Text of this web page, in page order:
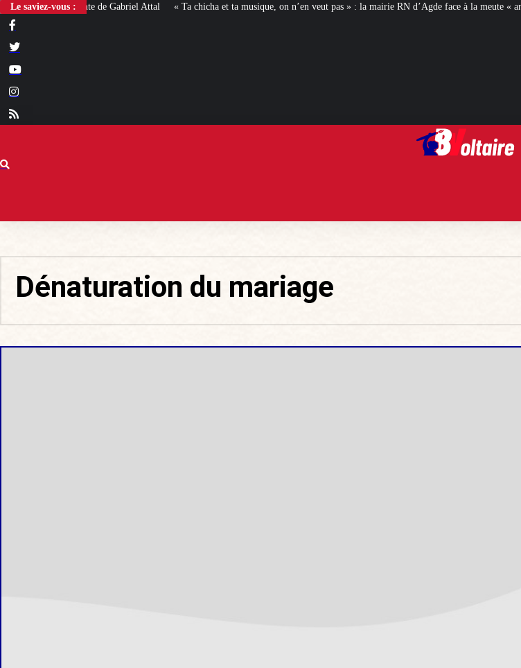
Le saviez-vous :
la complainte de Gabriel Attal « Ta chicha et ta musique, on n’en veut pas » : la mairie RN d’Agde face à la meute « antiraciste »
Dénaturation du mariage